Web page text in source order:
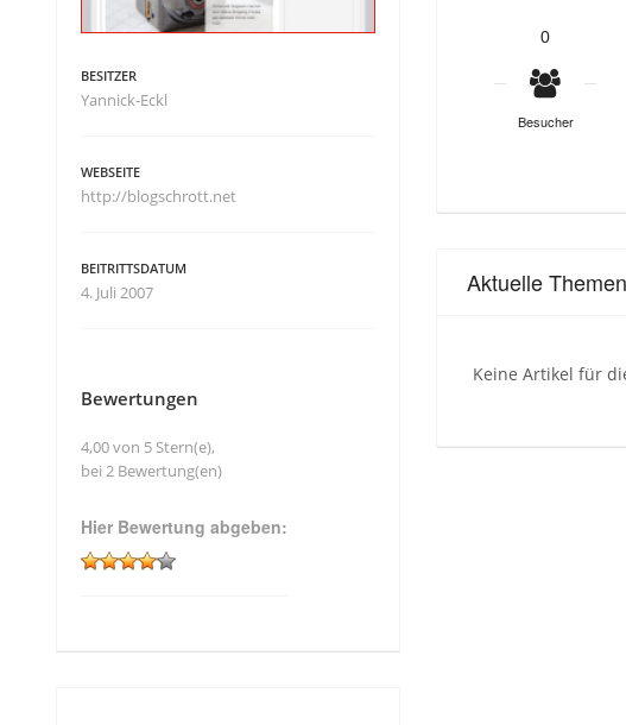
0
Besucher
Aktuelle
Keine Artikel für
BESITZER
Yannick-Eckl
WEBSEITE
http://blogschrott.net
BEITRITTSDATUM
4. Juli 2007
Bewertungen
4,00 von 5 Stern(e),
bei 2 Bewertung(en)
Hier Bewertung abgeben: